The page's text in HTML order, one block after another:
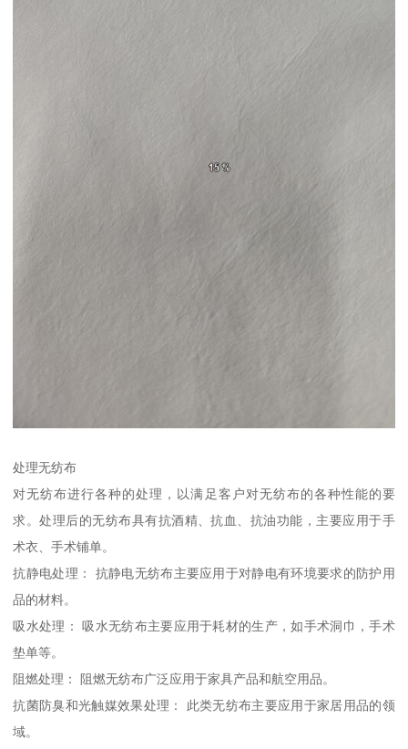
处理无纺布
对无纺布进行各种的处理，以满足客户对无纺布的各种性能的要
求。处理后的无纺布具有抗酒精、抗血、抗油功能，主要应用于手
术衣、手术铺单。
抗静电处理： 抗静电无纺布主要应用于对静电有环境要求的防护用
品的材料。
吸水处理： 吸水无纺布主要应用于耗材的生产，如手术洞巾，手术
垫单等。
阻燃处理： 阻燃无纺布广泛应用于家具产品和航空用品。
抗菌防臭和光触媒效果处理： 此类无纺布主要应用于家居用品的领
域。